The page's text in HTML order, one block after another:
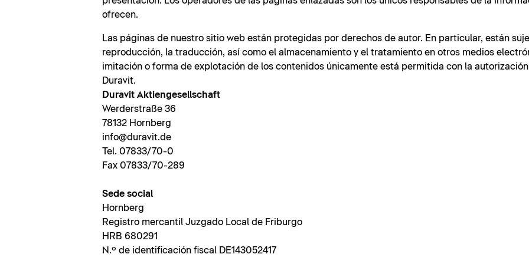
ofrecen.
Las páginas de nuestro sitio web están protegidas por derechos de autor. En particular, están
reproducción, la traducción, así como el almacenamiento y el tratamiento en otros medios
imitación o forma de explotación de los contenidos únicamente está permitida con la
Duravit.
Duravit Aktiengesellschaft
Werderstraße 36
78132 Hornberg
info@duravit.de
Tel. 07833/70-0
Fax 07833/70-289
Sede social
Hornberg
Registro mercantil Juzgado Local de Friburgo
HRB 680291
N.º de identificación fiscal DE143052417